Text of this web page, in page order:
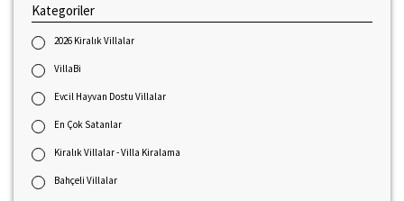
Kategoriler
2026 Kiralık Villalar
VillaBi
Evcil Hayvan Dostu Villalar
En Çok Satanlar
Kiralık Villalar - Villa Kiralama
Bahçeli Villalar